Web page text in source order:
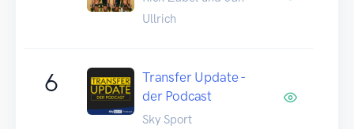
Ullrich
6
Transfer Update -
der Podcast
Sky Sport